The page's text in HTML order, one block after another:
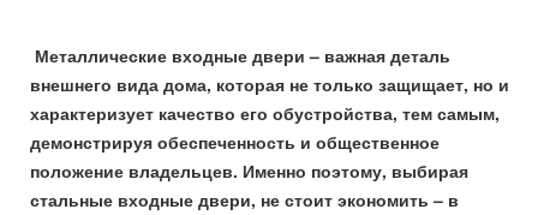
Металлические входные двери – важная деталь
внешнего вида дома, которая не только защищает, но и
характеризует качество его обустройства, тем самым,
демонстрируя обеспеченность и общественное
положение владельцев. Именно поэтому, выбирая
стальные входные двери, не стоит экономить – в